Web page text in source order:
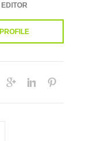
EDITOR
PROFILE